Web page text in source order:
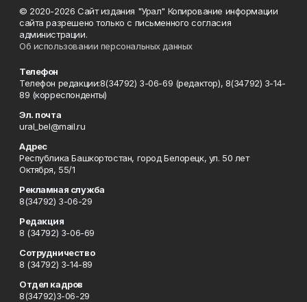
© 2020-2026 Сайт издания "Урал" Копирование информации
сайта разрешено только с письменного согласия
администрации.
Об использовании персональных данных
Телефон
Телефон редакции:8(34792) 3-06-69 (редактор), 8(34792) 3-14-
89 (корреспонденты)
Эл. почта
ural_bel@mail.ru
Адрес
Республика Башкортостан, город Белорецк, ул. 50 лет
Октября, 55/1
Рекламная служба
8(34792) 3-06-29
Редакция
8 (34792) 3-06-69
Сотрудничество
8 (34792) 3-14-89
Отдел кадров
8(34792)3-06-29